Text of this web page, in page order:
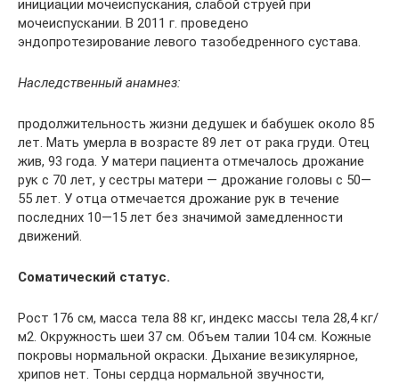
инициации мочеиспускания, слабой струей при
мочеиспускании. В 2011 г. проведено
эндопротезирование левого тазобедренного сустава.
Наследственный анамнез:
продолжительность жизни дедушек и бабушек около 85
лет. Мать умерла в возрасте 89 лет от рака груди. Отец
жив, 93 года. У матери пациента отмечалось дрожание
рук с 70 лет, у сестры матери — дрожание головы с 50—
55 лет. У отца отмечается дрожание рук в течение
последних 10—15 лет без значимой замедленности
движений.
Соматический статус.
Рост 176 см, масса тела 88 кг, индекс массы тела 28,4 кг/
м2. Окружность шеи 37 см. Объем талии 104 см. Кожные
покровы нормальной окраски. Дыхание везикулярное,
хрипов нет. Тоны сердца нормальной звучности,